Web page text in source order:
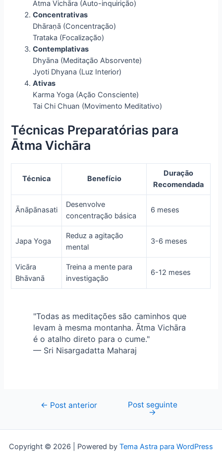
Ātma Vichāra (Auto-inquirição)
Concentrativas
Dhāraṇā (Concentração)
Trataka (Focalização)
Contemplativas
Dhyāna (Meditação Absorvente)
Jyoti Dhyana (Luz Interior)
Ativas
Karma Yoga (Ação Consciente)
Tai Chi Chuan (Movimento Meditativo)
Técnicas Preparatórias para
Ātma Vichāra
Técnica Benefício
Duração
Recomendada
Ānāpānasati
Desenvolve
concentração básica
6 meses
Japa Yoga
Reduz a agitação
mental
3-6 meses
Vicāra
Bhāvanā
Treina a mente para
investigação
6-12 meses
"Todas as meditações são caminhos que
levam à mesma montanha. Ātma Vichāra
é o atalho direto para o cume."
— Sri Nisargadatta Maharaj
Navegação
Post
← Post anterior Post seguinte
→
Copyright © 2026 | Powered by Tema Astra para WordPress